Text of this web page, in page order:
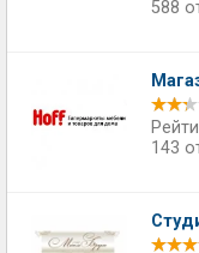
588
143